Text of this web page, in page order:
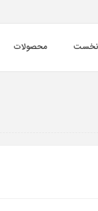
محصولات